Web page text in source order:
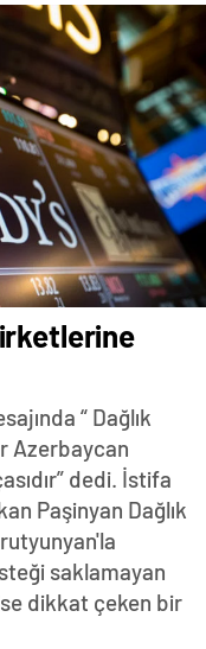
“ Dağlık
Azerbaycan
dedi. İstifa
Paşinyan Dağlık
saklamayan
dikkat çeken bir